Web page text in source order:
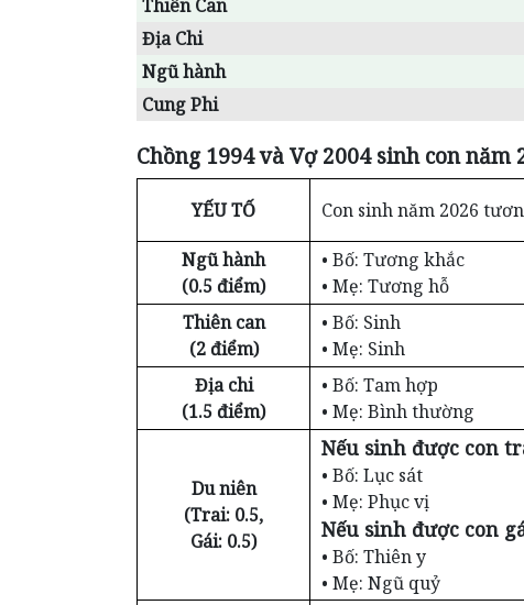
Thiên Can
Địa Chi
Ngũ hành
Cung Phi
Chồng 1994 và Vợ 2004 sinh con năm
YẾU TỐ Con sinh năm 2026
Ngũ hành
(0.5 điểm)
• Bố: Tương khắc
• Mẹ: Tương hỗ
Thiên can
(2 điểm)
• Bố: Sinh
• Mẹ: Sinh
Địa chi
(1.5 điểm)
• Bố: Tam hợp
• Mẹ: Bình thường
Du niên
(Trai: 0.5,
Gái: 0.5)
Nếu sinh được con
• Bố: Lục sát
• Mẹ: Phục vị
Nếu sinh được con
• Bố: Thiên y
• Mẹ: Ngũ quỷ